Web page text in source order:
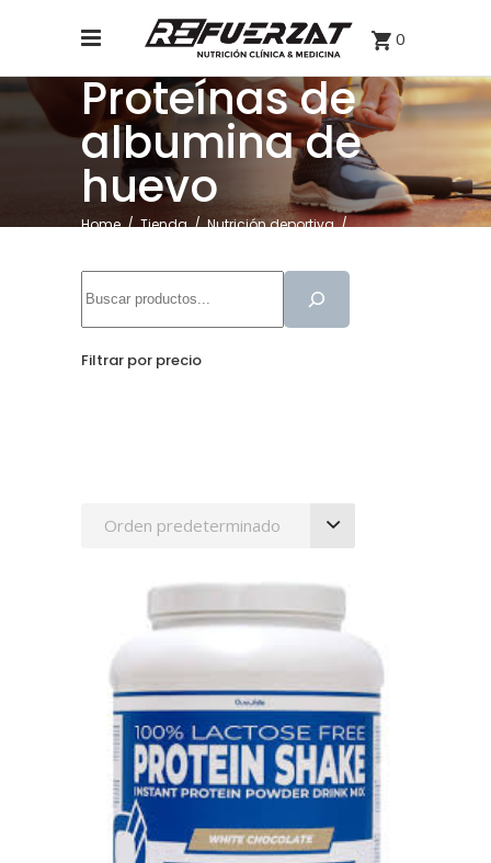
0
Proteínas de
albumina de
huevo
Home/Tienda/Nutrición deportiva/
Orden predeterminado
AÑADIR AL CARRITO
Filtrar por precio